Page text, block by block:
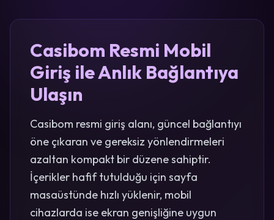
Casibom Resmi Mobil
Giriş ile Anlık Bağlantıya
Ulaşın
Casibom resmi giriş alanı, güncel bağlantıyı
öne çıkaran ve gereksiz yönlendirmeleri
azaltan kompakt bir düzene sahiptir.
İçerikler hafif tutulduğu için sayfa
masaüstünde hızlı yüklenir, mobil
cihazlarda ise ekran genişliğine uygun